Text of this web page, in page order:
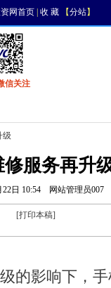
网首页| 收 藏【分站】
信关注
级
修服务再升
22日 10:54 网站管理员007
[打印本稿]
的影响下，